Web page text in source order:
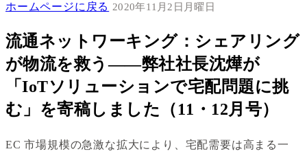
ホームページに戻る 2020年11月2日月曜日
流通ネットワーキング：シェアリング
が物流を救う――弊社社長沈燁が
「IoTソリューションで宅配問題に挑
む」を寄稿しました（11・12月号）
EC 市場規模の急激な拡大により、宅配需要は高まる一